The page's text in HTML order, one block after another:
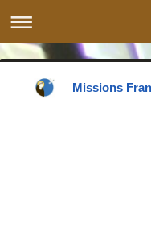
Missions